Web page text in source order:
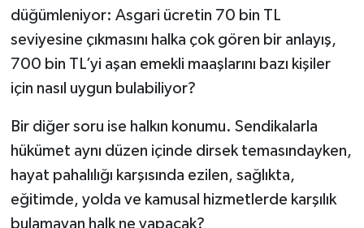
düğümleniyor: Asgari ücretin 70 bin TL
seviyesine çıkmasını halka çok gören bir anlayış,
700 bin TL’yi aşan emekli maaşlarını bazı kişiler
için nasıl uygun bulabiliyor?
Bir diğer soru ise halkın konumu. Sendikalarla
hükümet aynı düzen içinde dirsek temasındayken,
hayat pahalılığı karşısında ezilen, sağlıkta,
eğitimde, yolda ve kamusal hizmetlerde karşılık
bulamayan halk ne yapacak?